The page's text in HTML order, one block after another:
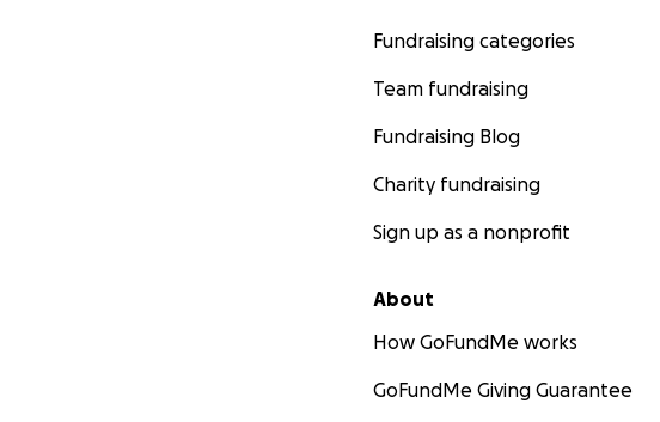
Fundraising categories
Team fundraising
Fundraising Blog
Charity fundraising
Sign up as a nonprofit
About
How GoFundMe works
GoFundMe Giving Guarantee